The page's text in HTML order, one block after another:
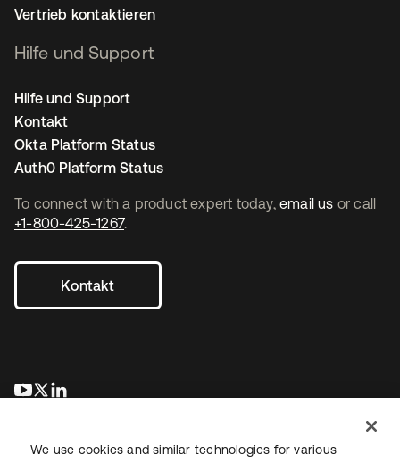
To connect with a product expert today, email us or call
+1-800-425-1267.
Kontakt
wird in einer neuen Registerkarte geöffnet
wird in einer neuen Registerkarte geöffnet
Vertrieb kontaktieren
Hilfe und Support
Hilfe und Support
Kontakt
Okta Platform Status
Auth0 Platform Status
We use cookies and similar technologies for various